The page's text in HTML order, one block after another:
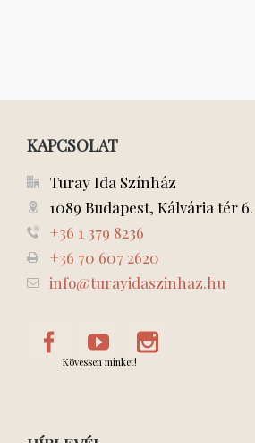
KAPCSOLAT
Turay Ida Színház
1089 Budapest, Kálvária tér 6.
+36 1 379 8236
+36 70 607 2620
info@turayidaszinhaz.hu
Kövessen minket!